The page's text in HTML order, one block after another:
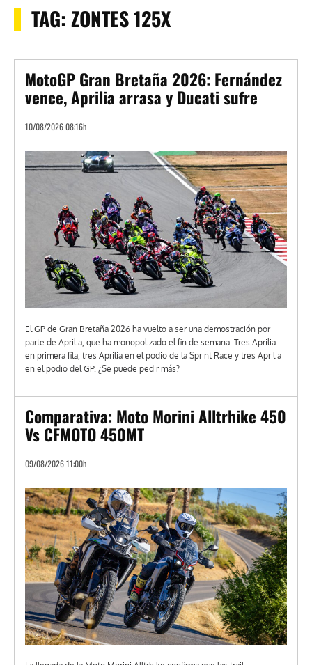
TAG:ZONTES 125X
MotoGP Gran Bretaña 2026: Fernández
vence, Aprilia arrasa y Ducati sufre
10/08/2026 08:16h
El GP de Gran Bretaña 2026 ha vuelto a ser una demostración por
parte de Aprilia, que ha monopolizado el fin de semana. Tres Aprilia
en primera fila, tres Aprilia en el podio de la Sprint Race y tres Aprilia
en el podio del GP. ¿Se puede pedir más?
Comparativa: Moto Morini Alltrhike 450
Vs CFMOTO 450MT
09/08/2026 11:00h